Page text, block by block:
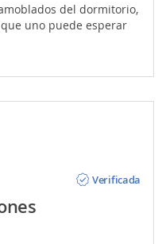
del dormitorio,
uno puede esperar
Verificada